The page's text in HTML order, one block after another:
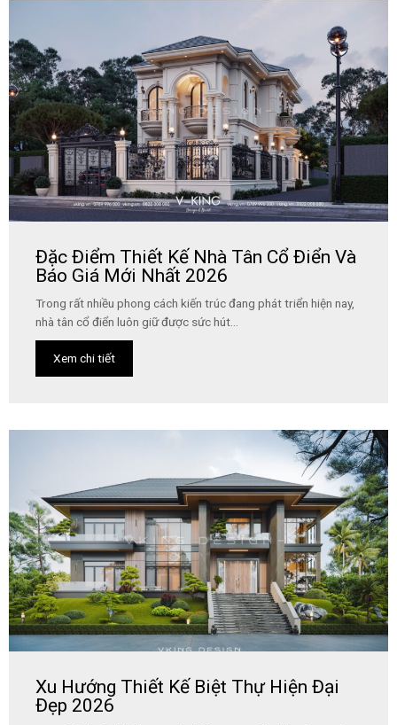
Đặc Điểm Thiết Kế Nhà Tân Cổ Điển Và
Báo Giá Mới Nhất 2026
Trong rất nhiều phong cách kiến trúc đang phát triển hiện nay,
nhà tân cổ điển luôn giữ được sức hút...
Xem chi tiết
Xu Hướng Thiết Kế Biệt Thự Hiện Đại
Đẹp 2026